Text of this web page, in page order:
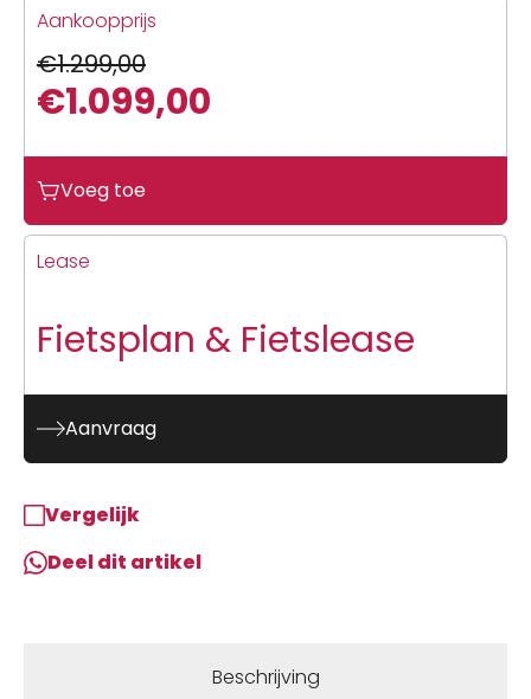
Aankoopprijs
€1.299,00
prijs
was:
€1.299,00.
€1.099,00
prijs
is:
€1.099,00.
Voeg toe
Lease
Fietsplan & Fietslease
Aanvraag
Vergelijk
Deel dit artikel
Beschrijving